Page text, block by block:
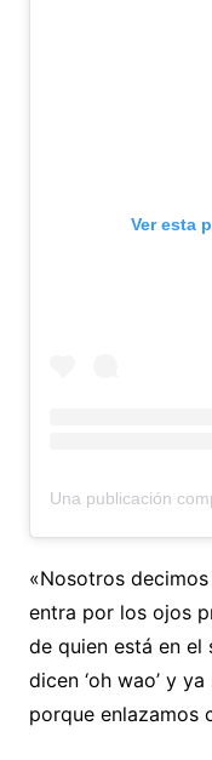
Ver esta
«Nosotros
entra por los ojos
de quien está en el
dicen ‘oh wao’ y
porque enlazamos